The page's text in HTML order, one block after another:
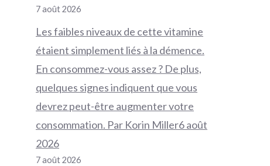
7 août 2026
Les faibles niveaux de cette vitamine
étaient simplement liés à la démence.
En consommez-vous assez ? De plus,
quelques signes indiquent que vous
devrez peut-être augmenter votre
consommation. Par Korin Miller6 août
2026
7 août 2026